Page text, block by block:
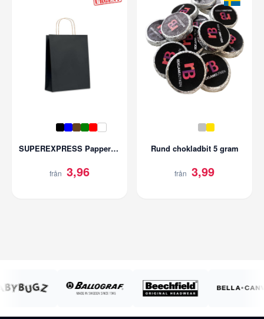
SUPEREXPRESS Papperskasse med tryck | 90gr/m2
från 3,96
Rund chokladbit 5 gram
från 3,99